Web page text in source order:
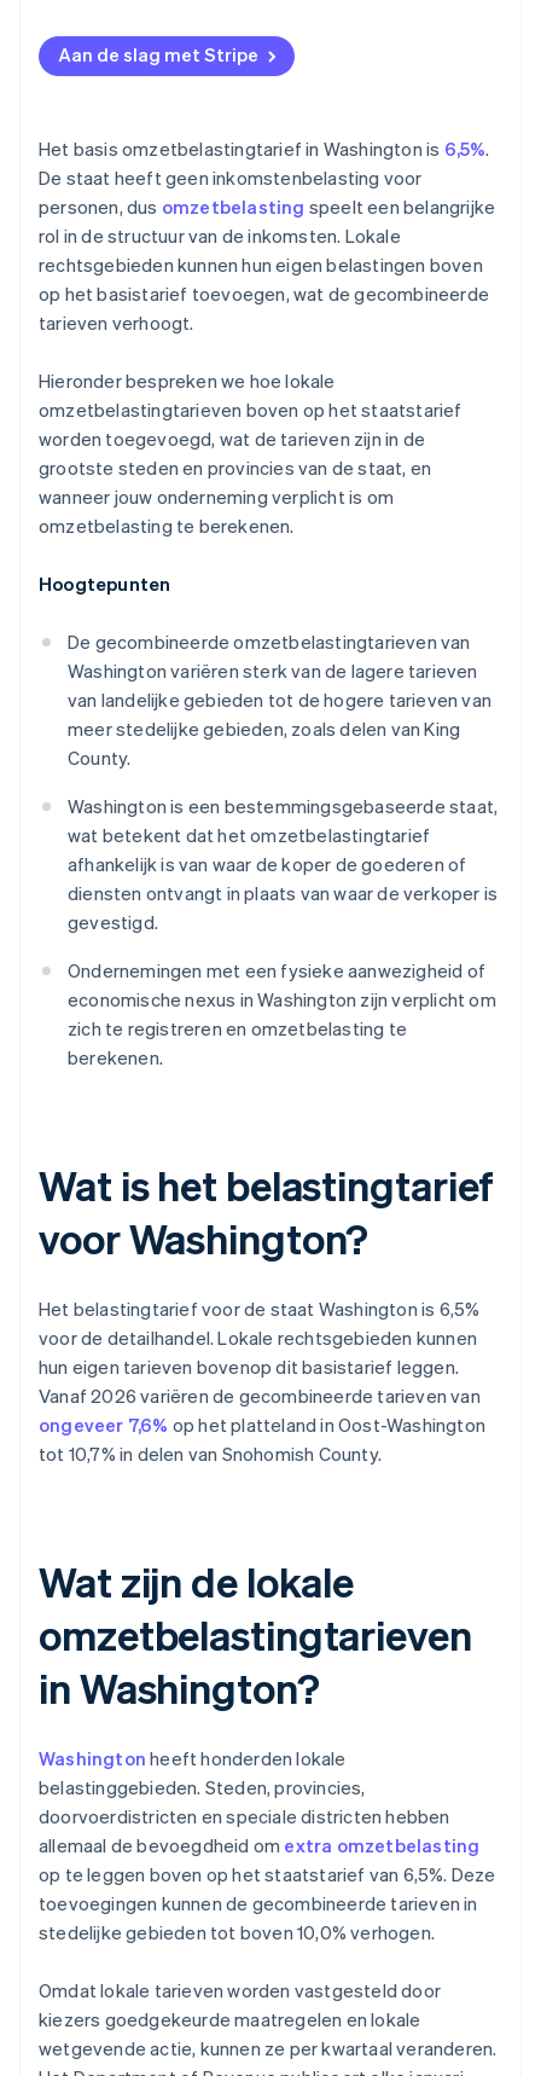
Aan de slag met Stripe
Het basis omzetbelastingtarief in Washington is 6,5%.
De staat heeft geen inkomstenbelasting voor
personen, dus omzetbelasting speelt een belangrijke
rol in de structuur van de inkomsten. Lokale
rechtsgebieden kunnen hun eigen belastingen boven
op het basistarief toevoegen, wat de gecombineerde
tarieven verhoogt.
Hieronder bespreken we hoe lokale
omzetbelastingtarieven boven op het staatstarief
worden toegevoegd, wat de tarieven zijn in de
grootste steden en provincies van de staat, en
wanneer jouw onderneming verplicht is om
omzetbelasting te berekenen.
Hoogtepunten
De gecombineerde omzetbelastingtarieven van
Washington variëren sterk van de lagere tarieven
van landelijke gebieden tot de hogere tarieven van
meer stedelijke gebieden, zoals delen van King
County.
Washington is een bestemmingsgebaseerde staat,
wat betekent dat het omzetbelastingtarief
afhankelijk is van waar de koper de goederen of
diensten ontvangt in plaats van waar de verkoper is
gevestigd.
Ondernemingen met een fysieke aanwezigheid of
economische nexus in Washington zijn verplicht om
zich te registreren en omzetbelasting te
berekenen.
Wat is het belastingtarief
voor Washington?
Het belastingtarief voor de staat Washington is 6,5%
voor de detailhandel. Lokale rechtsgebieden kunnen
hun eigen tarieven bovenop dit basistarief leggen.
Vanaf 2026 variëren de gecombineerde tarieven van
ongeveer 7,6% op het platteland in Oost-Washington
tot 10,7% in delen van Snohomish County.
Wat zijn de lokale
omzetbelastingtarieven
in Washington?
Washington heeft honderden lokale
belastinggebieden. Steden, provincies,
doorvoerdistricten en speciale districten hebben
allemaal de bevoegdheid om extra omzetbelasting
op te leggen boven op het staatstarief van 6,5%. Deze
toevoegingen kunnen de gecombineerde tarieven in
stedelijke gebieden tot boven 10,0% verhogen.
Omdat lokale tarieven worden vastgesteld door
kiezers goedgekeurde maatregelen en lokale
wetgevende actie, kunnen ze per kwartaal veranderen.